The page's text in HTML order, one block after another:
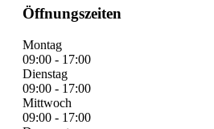
Öffnungszeiten
Montag
09:00 - 17:00
Dienstag
09:00 - 17:00
Mittwoch
09:00 - 17:00